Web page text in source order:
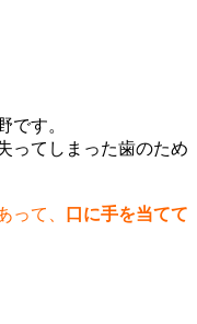
です。
失ってしまった歯のため
って、
口に手を当てて